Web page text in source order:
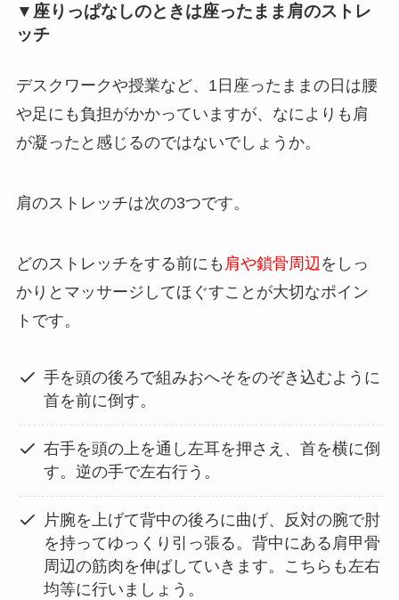
▼座りっぱなしのときは座ったまま肩のストレ
ッチ
デスクワークや授業など、1日座ったままの日は腰
や足にも負担がかかっていますが、なによりも肩
が凝ったと感じるのではないでしょうか。
肩のストレッチは次の3つです。
どのストレッチをする前にも 肩や鎖骨周辺 をしっ
かりとマッサージしてほぐすことが大切なポイン
トです。
手を頭の後ろで組みおへそをのぞき込むように
首を前に倒す。
右手を頭の上を通し左耳を押さえ、首を横に倒
す。逆の手で左右行う。
片腕を上げて背中の後ろに曲げ、反対の腕で肘
を持ってゆっくり引っ張る。背中にある肩甲骨
周辺の筋肉を伸ばしていきます。こちらも左右
均等に行いましょう。